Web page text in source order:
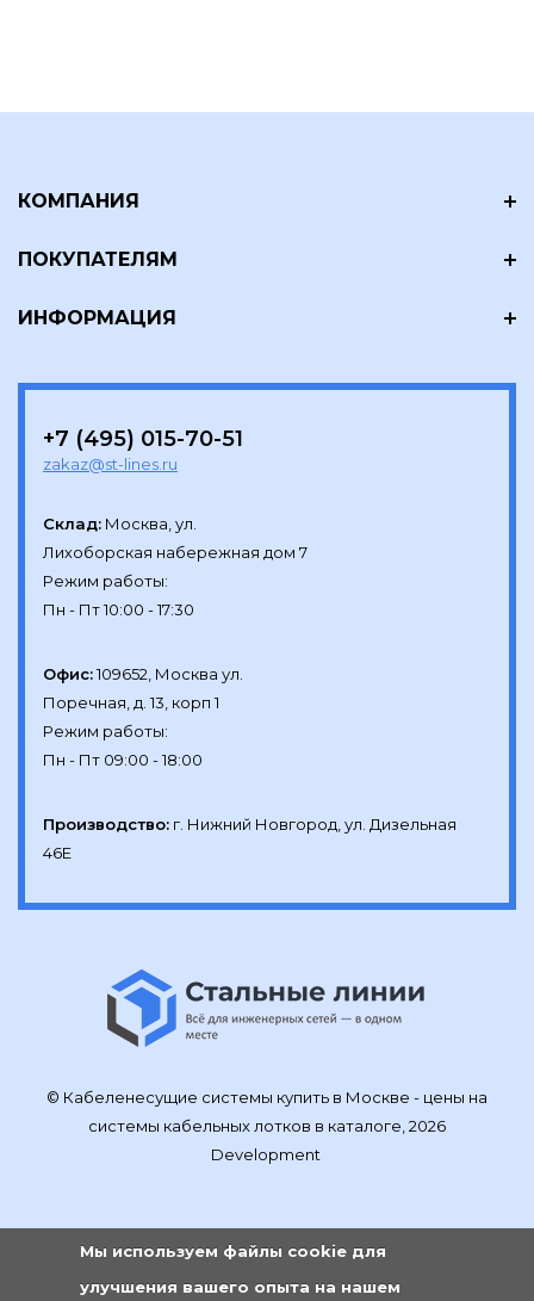
КОМПАНИЯ
ПОКУПАТЕЛЯМ
ИНФОРМАЦИЯ
+7 (495) 015-70-51
zakaz@st-lines.ru
Склад: Москва, ул.
Лихоборская набережная дом 7
Режим работы:
Офис:109652, Москва ул.
Поречная, д. 13, корп 1
Режим работы:
Производство: г. Нижний Новгород, ул. Дизельная
46Е
© Кабеленесущие системы купить в Москве - цены на
системы кабельных лотков в каталоге, 2026
Development
Мы используем файлы cookie для
улучшения вашего опыта на нашем